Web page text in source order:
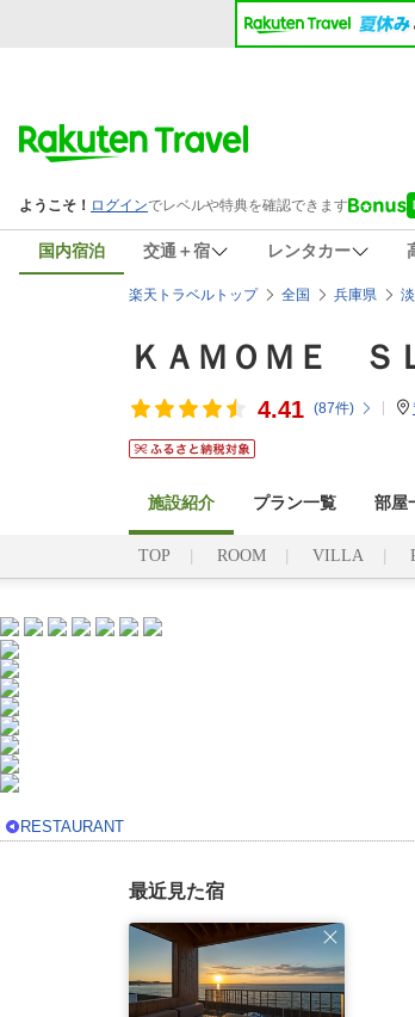
国内宿泊 交通＋宿 レンタカー
楽天トラベルトップ 全国 兵庫県
ＫＡＭＯＭＥ Ｓ
4.41 (87件)
施設紹介 プラン一覧 部屋
TOP ROOM VILLA
RESTAURANT
最近見た宿